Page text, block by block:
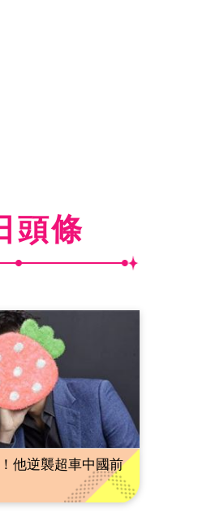
頭條
他逆襲超車中國前